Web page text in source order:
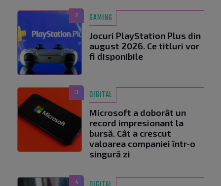
2 GAMING
Jocuri PlayStation Plus din
august 2026. Ce titluri vor
fi disponibile
3 DIGITAL
Microsoft a doborât un
record impresionant la
bursă. Cât a crescut
valoarea companiei într-o
singură zi
4